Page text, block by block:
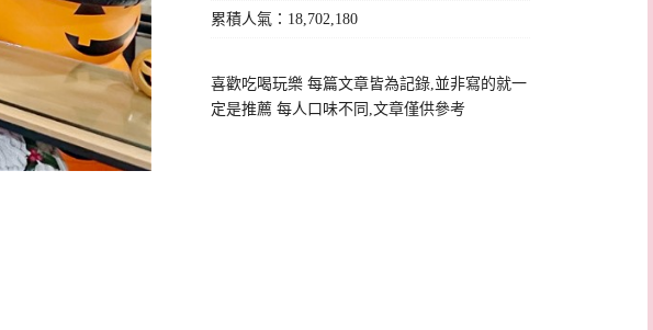
累積人氣：18,702,180
喜歡吃喝玩樂 每篇文章皆為記錄,並非寫的就一
定是推薦 每人口味不同,文章僅供參考